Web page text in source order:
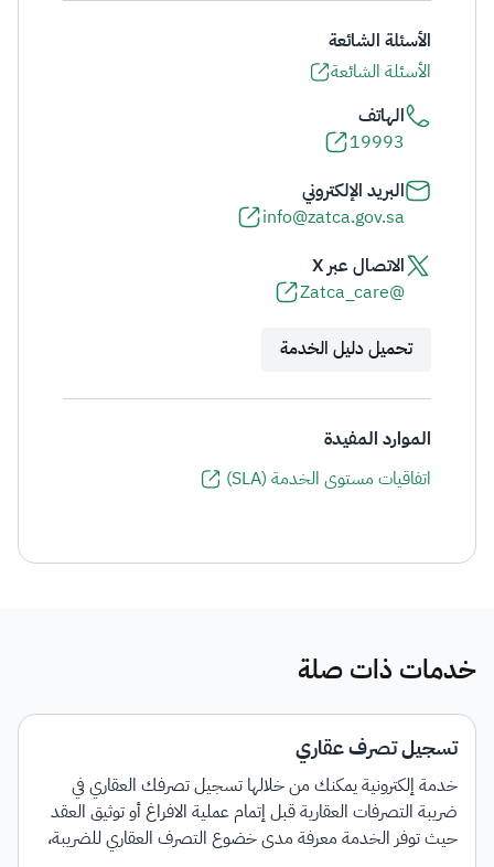
الأسئلة الشائعة
الأسئلة الشائعة
الهاتف
19993
البريد الإلكتروني
info@zatca.gov.sa
الاتصال عبر X
@Zatca_care
تحميل دليل الخدمة
الموارد المفيدة
اتفاقيات مستوى الخدمة (SLA)
خدمات ذات صلة
تسجيل تصرف عقاري
خدمة إلكترونية يمكنك من خلالها تسجيل تصرفك العقاري في
ضريبة التصرفات العقارية قبل إتمام عملية الافراغ أو توثيق العقد
حيث توفر الخدمة معرفة مدى خضوع التصرف العقاري للضريبة،